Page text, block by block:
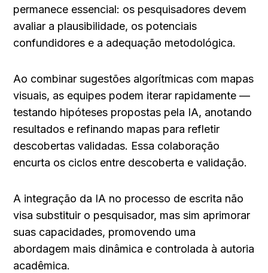
permanece essencial: os pesquisadores devem
avaliar a plausibilidade, os potenciais
confundidores e a adequação metodológica.
Ao combinar sugestões algorítmicas com mapas
visuais, as equipes podem iterar rapidamente —
testando hipóteses propostas pela IA, anotando
resultados e refinando mapas para refletir
descobertas validadas. Essa colaboração
encurta os ciclos entre descoberta e validação.
A integração da IA no processo de escrita não
visa substituir o pesquisador, mas sim aprimorar
suas capacidades, promovendo uma
abordagem mais dinâmica e controlada à autoria
acadêmica.